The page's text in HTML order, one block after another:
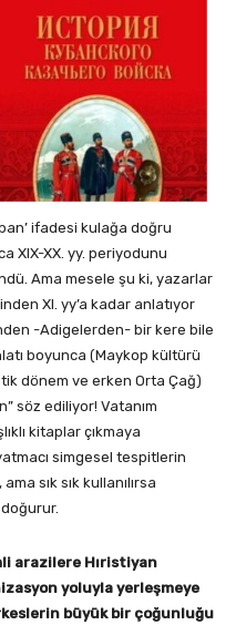
ifadesi kulağa doğru
XIX-XX. yy. periyodunu
Ama mesele şu ki, yazarlar
XI. yy’a kadar anlatıyor
-Adigelerden- bir kere bile
boyunca (Maykop kültürü
dönem ve erken Orta Çağ)
söz ediliyor! Vatanım
kitaplar çıkmaya
simgesel tespitlerin
sık sık kullanılırsa
arazilere Hıristiyan
yoluyla yerleşmeye
büyük bir çoğunluğu